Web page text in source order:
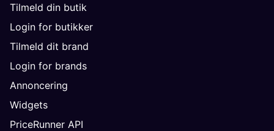
Tilmeld din butik
Login for butikker
Tilmeld dit brand
Login for brands
Annoncering
Widgets
PriceRunner API